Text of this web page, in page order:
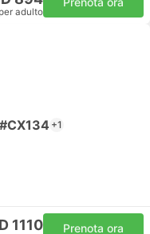
per adulto
+1
1110 Prenota ora